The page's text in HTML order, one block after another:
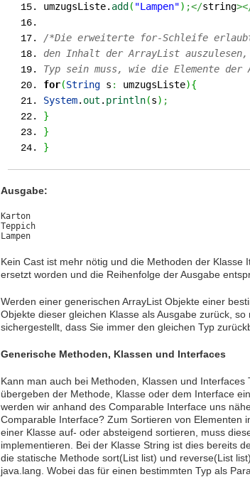
umzugsListe. add ( "Lampen") ;</string
/*Die erweiterte for-Schleife
den Inhalt der ArrayList auszulesen,
Typ sein muss, wie die Elemente
for(String s : umzugsListe){
System. out . println(s) ;
}
}
}
Ausgabe:
Karton
Teppich
Lampen
Kein Cast ist mehr nötig und die Methoden der
ersetzt worden und die Reihenfolge der Ausgabe
Werden einer generischen ArrayList Objekte einer
Objekte dieser gleichen Klasse als Ausgabe zurück,
sichergestellt, dass Sie immer den gleichen Typ
Generische Methoden, Klassen und Interfaces
Kann man auch bei Methoden, Klassen und
übergeben der Methode, Klasse oder dem Interface
werden wir anhand des Comparable Interface uns
Comparable Interface? Zum Sortieren von Elementen
einer Klasse auf- oder absteigend sortieren, muss
implementieren. Bei der Klasse String ist dies bereits
die statische Methode sort(List list) und reverse(List
java.lang. Wobei das für einen bestimmten Typ als